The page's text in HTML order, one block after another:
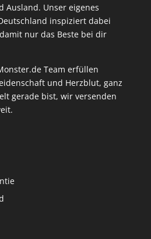
Ausland. Unser eigenes
inspiziert dabei
nur das Beste bei dir
Team erfüllen
und Herzblut, ganz
gerade bist, wir versenden